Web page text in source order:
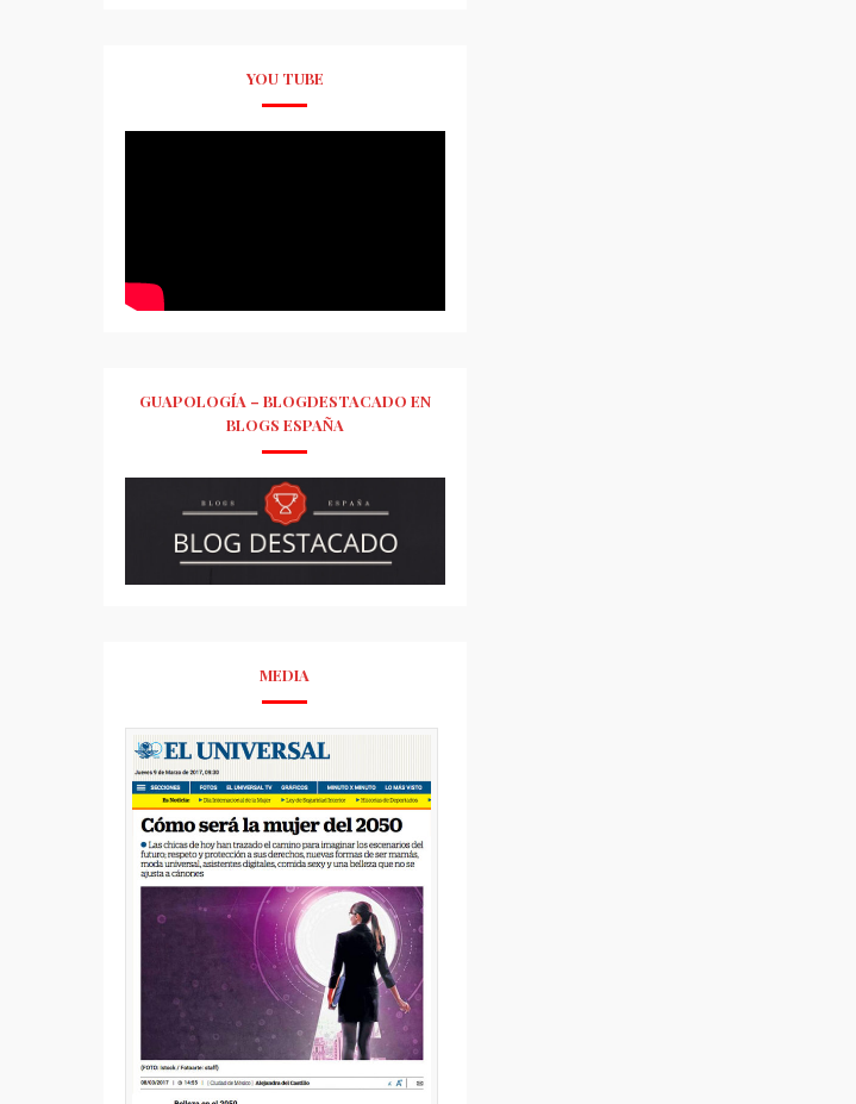
YOU TUBE
GUAPOLOGÍA – BLOGDESTACADO EN
BLOGS ESPAÑA
MEDIA